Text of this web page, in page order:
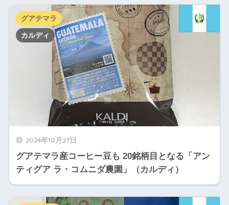
2024年10月27日
グアテマラ産コーヒー豆も 20銘柄目となる「アン
ティグア ラ・コムニダ農園」（カルディ）
グアテマラ
カルディ